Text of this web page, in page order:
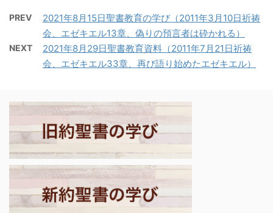
を、私たちから学びまし
た。そして、現にそのよ
うに歩んでいますが、ど
うか、その歩みを今後も
更に続けてください。私
どのように命令したか、
あなたがたはよく知って
いるはずです。実に、神
の御心は、あなたがた ...
本当におられるのか。私
たちのことを気にしてお
られるのか」と問い始め
ていた。 －マラキ2：
17「あなたたちは、自分
疲れさせている。それな
のに、あなたたちは言う
『どのように疲れさせた
のですか』、と。あなた
...
模様を記す。前445年の
ことである。最初に奉献
式準備のためにレビ人が
集められたと記されてい
奉献に際して、人々は、
あらゆる所からレビ人を
求め、エルサレムに来さ
せて、感謝の祈りと、シ
ンバルや竪琴や琴に合わ
せた歌をもって、奉献式
と祝典を行おうとした。
PREV
2021年8月15日聖書教育の学び（2011年3月10日祈祷
会、エゼキエル13章、偽りの預言者は砕かれる）
NEXT
2021年8月29日聖書教育資料（2011年7月21日祈祷
会、エゼキエル33章、再び語り始めたエゼキエル）